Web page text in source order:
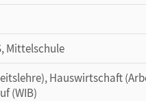
Mittelschule
Hauswirtschaft
(WIB)